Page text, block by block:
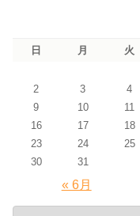
日 月 火
2
3 4
9
10 11
16
17 18
23
24 25
30
31
« 6月